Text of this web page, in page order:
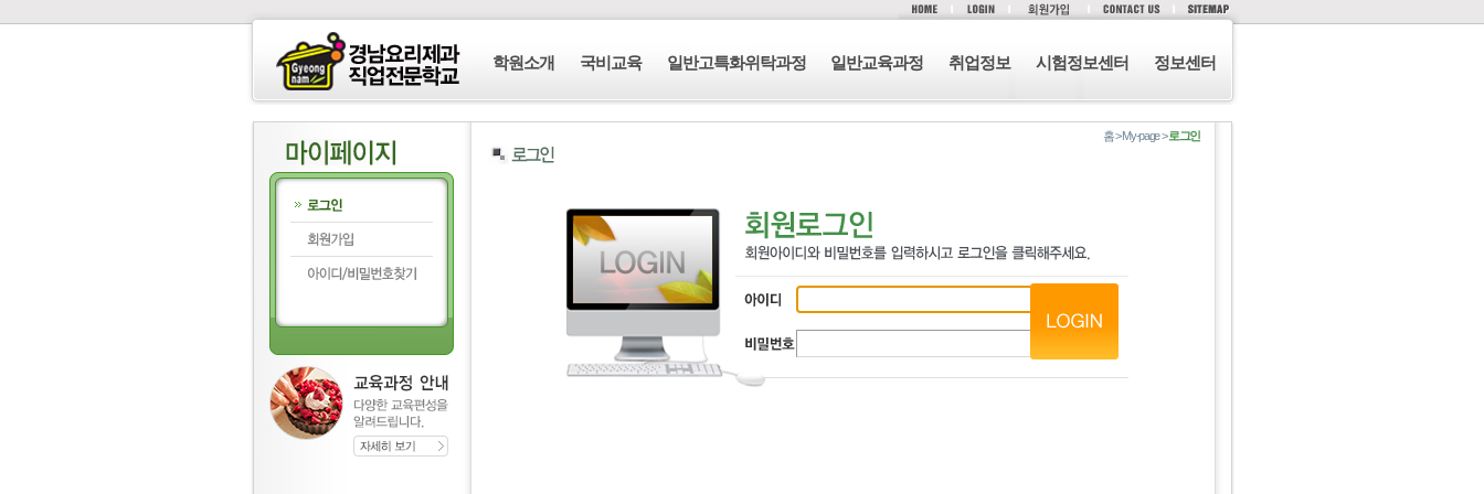
학원소개 국비교육 일반고특화위탁과정 일반교육과정 취업정보 시험정보센터 정보센터
홈 > My-page >로그인